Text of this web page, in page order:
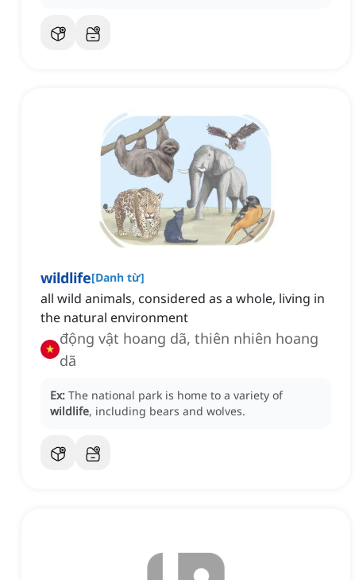
wildlife[Danh từ]
all wild animals, considered as a whole, living in
the natural environment
động vật hoang dã, thiên nhiên hoang
dã
Ex: The national park is home to a variety of
wildlife, including bears and wolves.